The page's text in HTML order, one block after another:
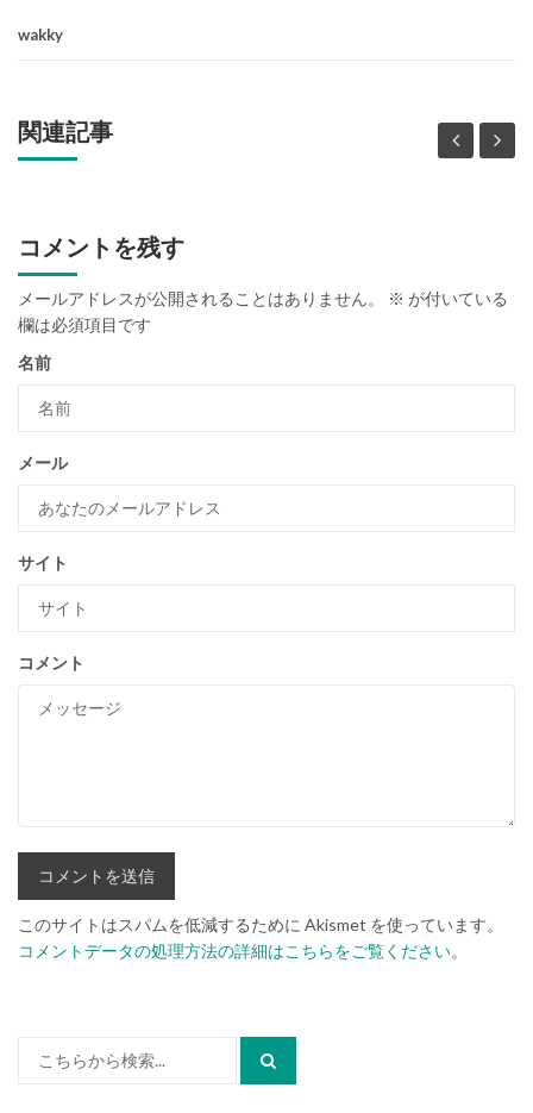
wakky
関連記事
コメントを残す
メールアドレスが公開されることはありません。 ※ が付いている
欄は必須項目です
名前
メール
サイト
コメント
このサイトはスパムを低減するために Akismet を使っています。
コメントデータの処理方法の詳細はこちらをご覧ください。